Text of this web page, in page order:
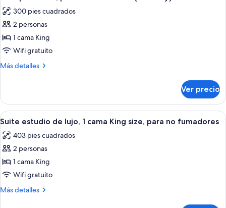
discapacitadas
(Mobility
Accessible)
acceso
para
personas
discapacitadas
(Mobility
las
fotos
de
Habitación,
1
cama
con
acceso
para
personas
discapacitadas,
para
no
fumadores
(Mobility)
300 pies cuadrados
2 personas
1 cama King
Wifi gratuito
Más detalles
Más
1
cama
King
con
acceso
personas
discapacitadas,
no
Ver precio
Abrir
todas
las
fotos
de
Suite
estudio
Habitación de hotel con una cama,
5
Suite estudio de lujo, 1 cama King size, para no fumadores
403 pies cuadrados
2 personas
1 cama King
Wifi gratuito
Más detalles
Más